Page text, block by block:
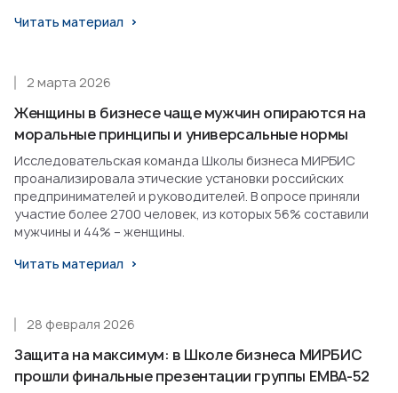
Читать материал
Женщины в бизнесе чаще мужчин опираются на
моральные принципы и универсальные нормы
2 марта 2026
Исследовательская команда Школы бизнеса МИРБИС
проанализировала этические установки российских
предпринимателей и руководителей. В опросе приняли
участие более 2700 человек, из которых 56% составили
мужчины и 44% – женщины.
Читать материал
Защита на максимум: в Школе бизнеса МИРБИС
прошли финальные презентации группы EMBA-52
28 февраля 2026